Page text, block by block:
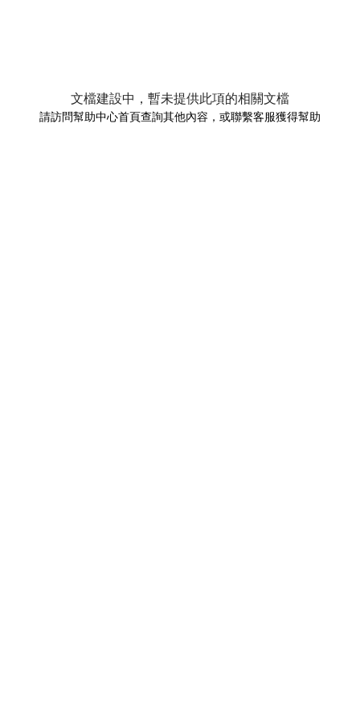
文檔建設中，暫未提供此項的相關文檔
請訪問幫助中心首頁查詢其他內容，或聯繫客服獲得幫助